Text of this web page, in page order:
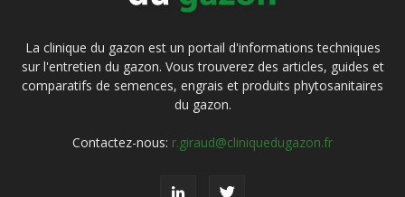
La clinique du gazon est un portail d'informations techniques
sur l'entretien du gazon. Vous trouverez des articles, guides et
comparatifs de semences, engrais et produits phytosanitaires
du gazon.
Contactez-nous: r.giraud@cliniquedugazon.fr